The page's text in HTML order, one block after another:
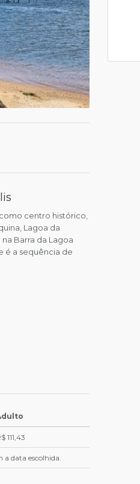
centro histórico,
Lagoa da
Barra da Lagoa
é a sequência de
111,43
a data escolhida.